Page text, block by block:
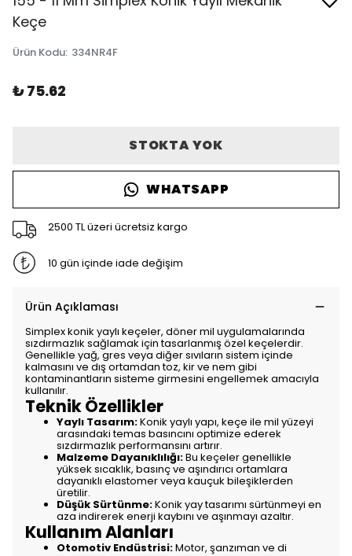
Keçe
Ürün Kodu: 334NR4F
₺ 75.62
STOKTA YOK
WHATSAPP
2500 TL üzeri ücretsiz kargo
10 gün içinde iade değişim
Ürün Açıklaması
Simplex konik yaylı keçeler, döner mil uygulamalarında
sızdırmazlık sağlamak için tasarlanmış özel keçelerdir.
Genellikle yağ, gres veya diğer sıvıların sistem içinde
kalmasını ve dış ortamdan toz, kir ve nem gibi
kontaminantların sisteme girmesini engellemek amacıyla
kullanılır.
Teknik Özellikler
Yaylı Tasarım:Konik yaylı yapı, keçe ile mil yüzeyi
arasındaki temas basıncını optimize ederek
sızdırmazlık performansını artırır.
Malzeme Dayanıklılığı:Bu keçeler genellikle
yüksek sıcaklık, basınç ve aşındırıcı ortamlara
dayanıklı elastomer veya kauçuk bileşiklerden
üretilir.
Düşük Sürtünme:Konik yay tasarımı sürtünmeyi en
aza indirerek enerji kaybını ve aşınmayı azaltır.
Kullanım Alanları
Otomotiv Endüstrisi:Motor, şanzıman ve di